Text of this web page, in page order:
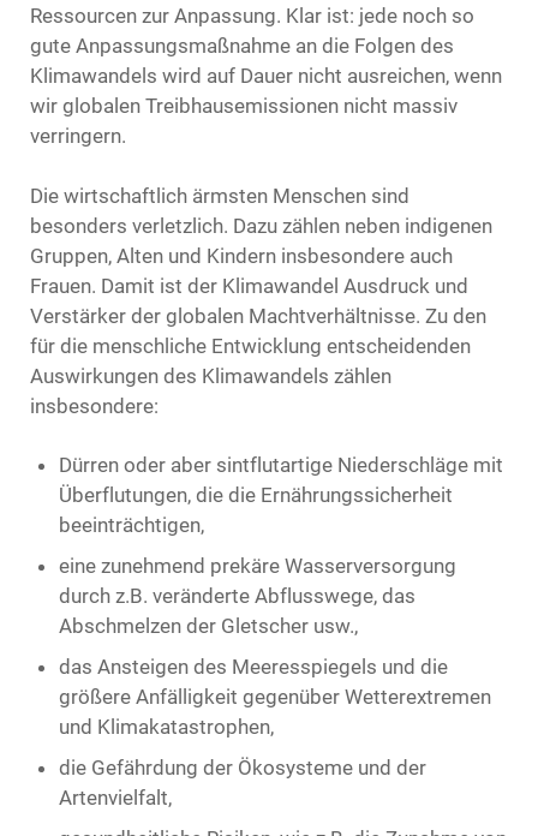
Ressourcen zur Anpassung. Klar ist: jede noch so
gute Anpassungsmaßnahme an die Folgen des
Klimawandels wird auf Dauer nicht ausreichen, wenn
wir globalen Treibhausemissionen nicht massiv
verringern.
Die wirtschaftlich ärmsten Menschen sind
besonders verletzlich. Dazu zählen neben indigenen
Gruppen, Alten und Kindern insbesondere auch
Frauen. Damit ist der Klimawandel Ausdruck und
Verstärker der globalen Machtverhältnisse. Zu den
für die menschliche Entwicklung entscheidenden
Auswirkungen des Klimawandels zählen
insbesondere:
Dürren oder aber sintflutartige Niederschläge mit
Überflutungen, die die Ernährungssicherheit
beeinträchtigen,
eine zunehmend prekäre Wasserversorgung
durch z.B. veränderte Abflusswege, das
Abschmelzen der Gletscher usw.,
das Ansteigen des Meeresspiegels und die
größere Anfälligkeit gegenüber Wetterextremen
und Klimakatastrophen,
die Gefährdung der Ökosysteme und der
Artenvielfalt,